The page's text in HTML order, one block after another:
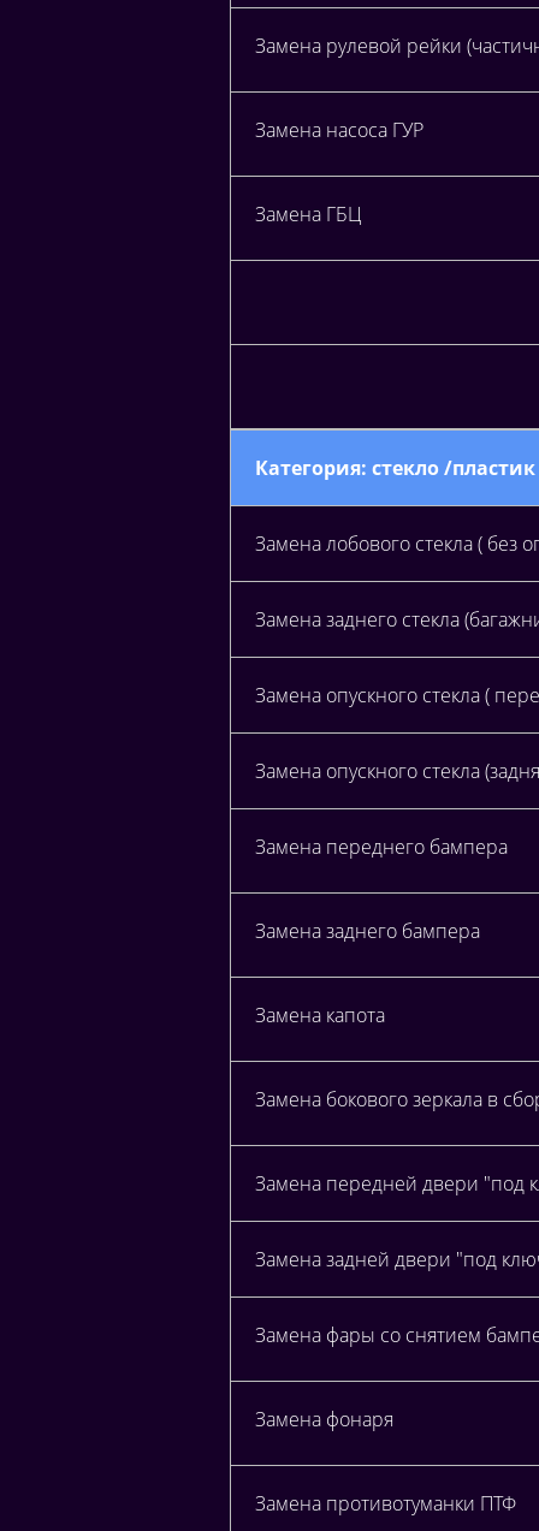
Замена рулевой рейки
Замена насоса ГУР
Замена ГБЦ
Категория: стекло /
Замена лобового стекла ( без
Замена заднего стекла
Замена опускного стекла (
Замена опускного стекла
Замена переднего бампера
Замена заднего бампера
Замена капота
Замена бокового зеркала в
Замена передней двери "под
Замена задней двери "под
Замена фары со снятием
Замена фонаря
Замена противотуманки ПТФ